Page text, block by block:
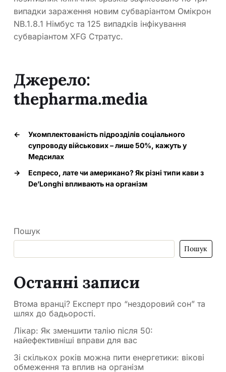
випадки зараження новим субваріантом Омікрон
NB.1.8.1 Німбус та 125 випадків інфікування
субваріантом XFG Стратус.
Джерело:
thepharma.media
←
Укомплектованість підрозділів соціального
супроводу військових – лише 50%, кажуть у
Медсилах
→
Еспресо, лате чи американо? Як різні типи кави з
De’Longhi впливають на організм
Пошук
Пошук
Останні записи
Втома вранці? Експерт про “нездоровий сон” та
шлях до бадьорості.
Лікар: Як зменшити талію після 50:
найефективніші вправи для вас
Зі скількох років можна пити енергетики: вікові
обмеження та вплив на організм